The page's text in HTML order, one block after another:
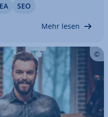
erhoffte Reich­wei­te
SEO
Mehr lesen